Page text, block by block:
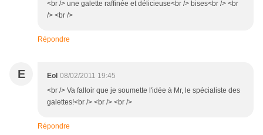
<br /> une galette raffinée et délicieuse<br /> bises<br /> <br
/> <br />
Répondre
E Eol 08/02/2011 19:45
<br /> Va falloir que je soumette l'idée à Mr, le spécialiste des
galettes!<br /> <br /> <br />
Répondre